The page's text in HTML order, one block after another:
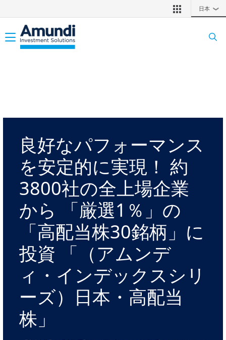
日本 ❯
Toggle navigation
良好なパフォーマンス
を安定的に実現！ 約
3800社の全上場企業
から 「厳選1％」の
「高配当株30銘柄」に
投資 「（アムンデ
ィ・インデックスシリ
ーズ）日本・高配当
株」